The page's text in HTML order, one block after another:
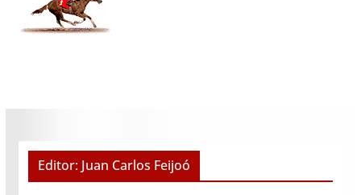
Editor: Juan Carlos Feijoó